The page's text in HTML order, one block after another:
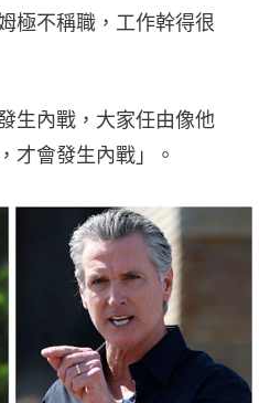
極不稱職，工作幹得很
生內戰，大家任由像他
才會發生內戰」。